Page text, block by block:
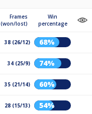
Frames
(won/lost)
Win
percentage
38 (26/12) 68%
34 (25/9) 74%
35 (21/14) 60%
28 (15/13) 54%